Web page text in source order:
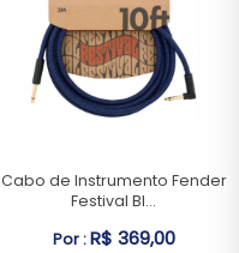
Cabo de Instrumento Fender
Festival Bl...
Por :R$ 369,00